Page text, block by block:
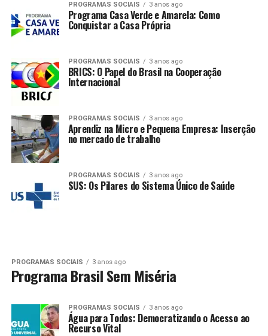
PROGRAMAS SOCIAIS 3 anos ago
Programa Casa Verde e Amarela: Como
Conquistar a Casa Própria
PROGRAMAS SOCIAIS 3 anos ago
BRICS: O Papel do Brasil na Cooperação
Internacional
PROGRAMAS SOCIAIS 3 anos ago
Aprendiz na Micro e Pequena Empresa: Inserção
no mercado de trabalho
PROGRAMAS SOCIAIS 3 anos ago
SUS: Os Pilares do Sistema Único de Saúde
PROGRAMAS SOCIAIS 3 anos ago
Programa Brasil Sem Miséria
PROGRAMAS SOCIAIS 3 anos ago
Água para Todos: Democratizando o Acesso ao
Recurso Vital